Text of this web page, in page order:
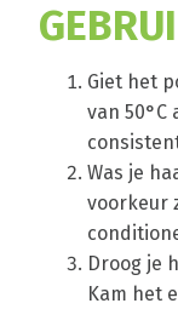
Giet het
van 50°C
Was je
voorkeur
Droog je
Kam het